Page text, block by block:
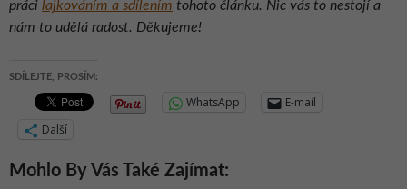
práci lajkováním a sdílením tohoto článku. Nic vás to nestojí a
nám to udělá radost. Děkujeme!
SDÍLEJTE, PROSÍM:
WhatsApp
E-mail
Další
Mohlo By Vás Také Zajímat: